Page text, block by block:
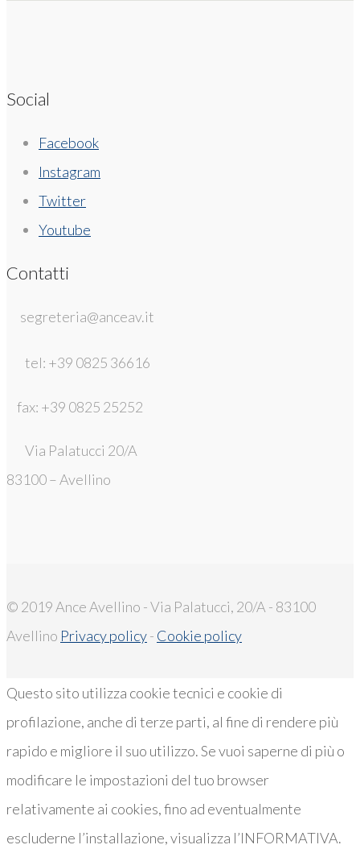
Social
Facebook
Instagram
Twitter
Youtube
Contatti
segreteria@anceav.it
tel: +39 0825 36616
fax: +39 0825 25252
Via Palatucci 20/A
83100 – Avellino
© 2019 Ance Avellino - Via Palatucci, 20/A - 83100
Avellino Privacy policy- Cookie policy
Questo sito utilizza cookie tecnici e cookie di
profilazione, anche di terze parti, al fine di rendere più
rapido e migliore il suo utilizzo. Se vuoi saperne di più o
modificare le impostazioni del tuo browser
relativamente ai cookies, fino ad eventualmente
escluderne l’installazione, visualizza l’INFORMATIVA.